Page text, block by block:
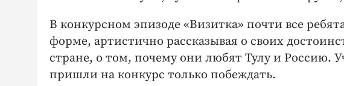
В конкурсном эпизоде «Визитка» почти все
форме, артистично рассказывая о своих
стране, о том, почему они любят Тулу и Россию.
пришли на конкурс только побеждать.